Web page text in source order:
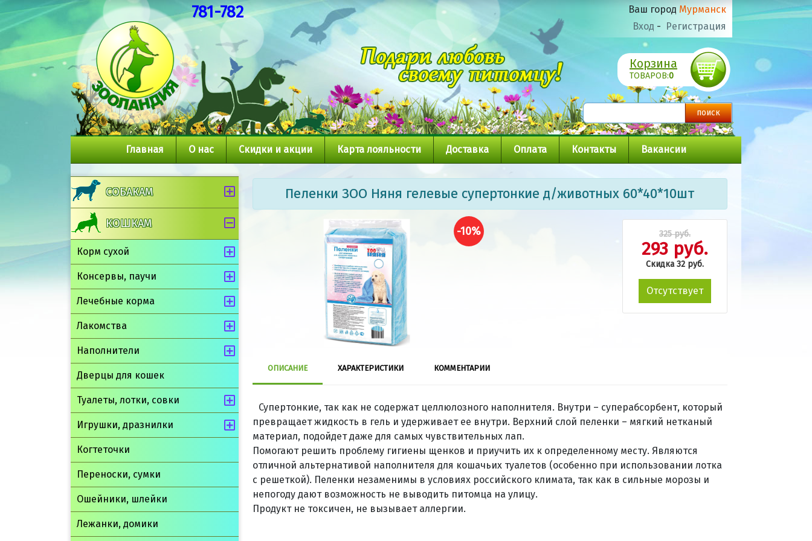
781-782 Ваш город Мурманск
Вход - Регистрация
Корзина
ТОВАРОВ:0
Главная О нас Скидки и акции Карта лояльности Доставка Оплата Контакты Вакансии
СОБАКАМ
КОШКАМ
Корм сухой
Консервы, паучи
Лечебные корма
Лакомства
Наполнители
Дверцы для кошек
Туалеты, лотки, совки
Игрушки, дразнилки
Когтеточки
Переноски, сумки
Ошейники, шлейки
Лежанки, домики
Пеленки ЗОО Няня гелевые супертонкие д/животных 60*40*10шт
-10% 325 руб.
293 руб.
Скидка 32 руб.
Отсутствует
ОПИСАНИЕ ХАРАКТЕРИСТИКИ КОММЕНТАРИИ
Супертонкие, так как не содержат целлюлозного наполнителя. Внутри – суперабсорбент, который
превращает жидкость в гель и удерживает ее внутри. Верхний слой пеленки – мягкий нетканый
материал, подойдет даже для самых чувствительных лап.
Помогают решить проблему гигиены щенков и приучить их к определенному месту. Являются
отличной альтернативой наполнителя для кошачьих туалетов (особенно при использовании лотка
с решеткой). Пеленки незаменимы в условиях российского климата, так как в сильные морозы и
непогоду дают возможность не выводить питомца на улицу.
Продукт не токсичен, не вызывает аллергии.